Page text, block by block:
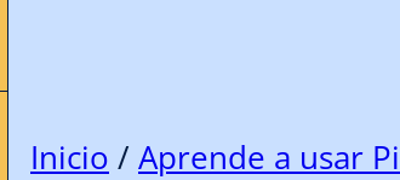
Inicio / Aprende a usar